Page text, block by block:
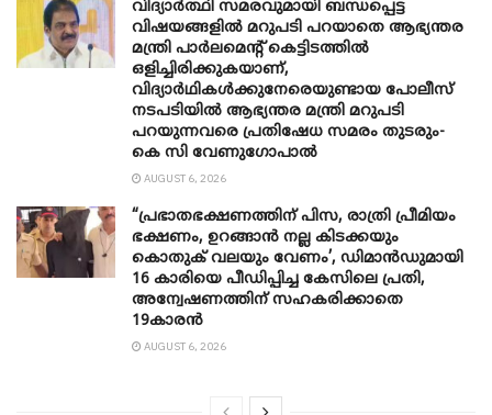
വിദ്യാർത്ഥി സമരവുമായി ബന്ധപ്പെട്ട
വിഷയങ്ങളിൽ മറുപടി പറയാതെ ആഭ്യന്തര
മന്ത്രി പാർലമെന്റ് കെട്ടിടത്തിൽ
ഒളിച്ചിരിക്കുകയാണ്,
വിദ്യാർഥികൾക്കുനേരെയുണ്ടായ പോലീസ്
നടപടിയിൽ ആഭ്യന്തര മന്ത്രി മറുപടി
പറയുന്നവരെ പ്രതിഷേധ സമരം തുടരും-
കെ സി വേണു​ഗോപാൽ
AUGUST 6, 2026
“പ്രഭാതഭക്ഷണത്തിന് പിസ, രാത്രി പ്രീമിയം
ഭക്ഷണം, ഉറങ്ങാന്‍ നല്ല കിടക്കയും
കൊതുക് വലയും വേണം’, ഡിമാന്‍ഡുമായി
16 കാരിയെ പീഡിപ്പിച്ച കേസിലെ പ്രതി,
അന്വേഷണത്തിന് സഹകരിക്കാതെ
19കാരന്‍
AUGUST 6, 2026